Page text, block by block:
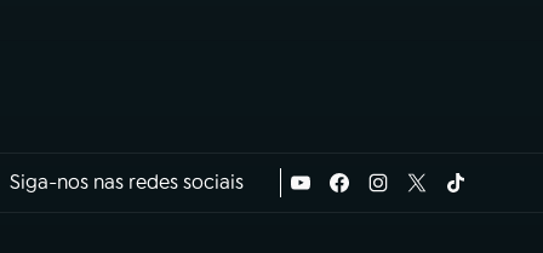
Siga-nos nas redes sociais